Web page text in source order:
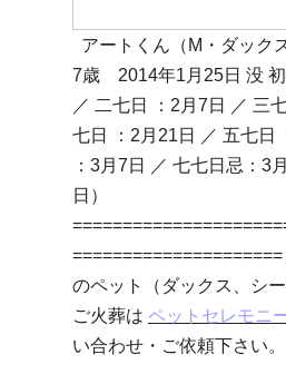
アートくん（M・ダッ
7歳 2014年1月25日 没 初
／ 二七日 ：2月7日 ／ 三
七日 ：2月21日 ／ 五七日
：3月7日 ／ 七七日忌：3
日）
のペット（ダックス、シ
ご火葬は ペットセレモニ
い合わせ・ご依頼下さい。